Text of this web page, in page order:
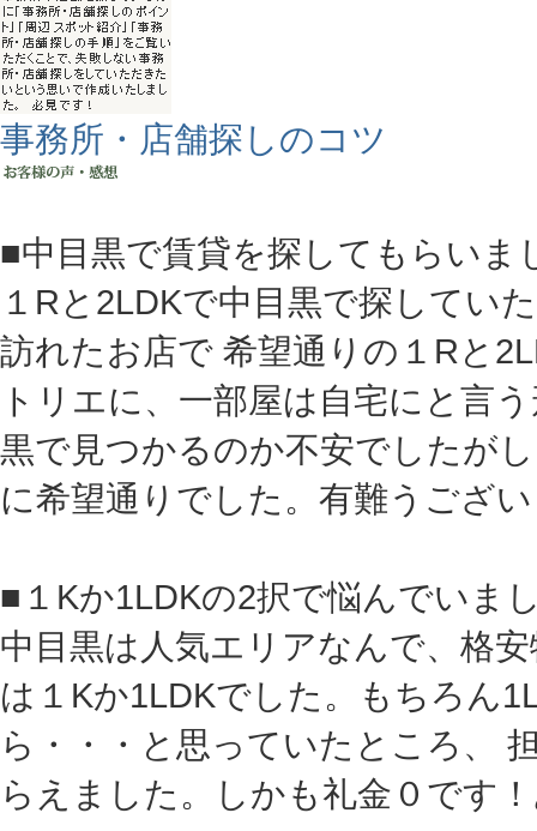
事務所・店舗探しのコツ
■中目黒で賃貸を探してもらい
１Rと2LDKで中目黒で探してい
訪れたお店で 希望通りの１Rと
トリエに、一部屋は自宅にと言
黒で見つかるのか不安でしたが
に希望通りでした。有難うござ
■１Kか1LDKの2択で悩んでいま
中目黒は人気エリアなんで、格
は１Kか1LDKでした。もちろん
ら・・・と思っていたところ、
らえました。しかも礼金０です